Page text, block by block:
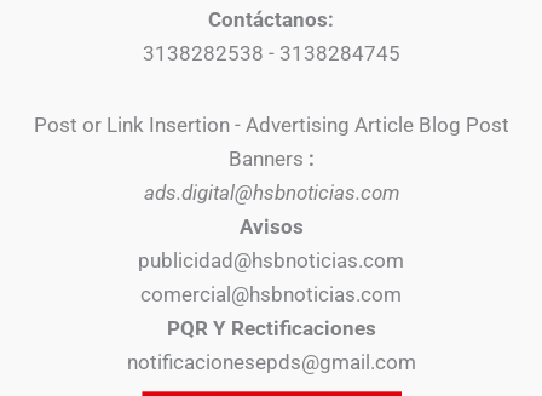
Contáctanos:
3138282538 - 3138284745
Post or Link Insertion - Advertising Article Blog Post
Banners :
ads.digital@hsbnoticias.com
Avisos
publicidad@hsbnoticias.com
comercial@hsbnoticias.com
PQR Y Rectificaciones
notificacionesepds@gmail.com